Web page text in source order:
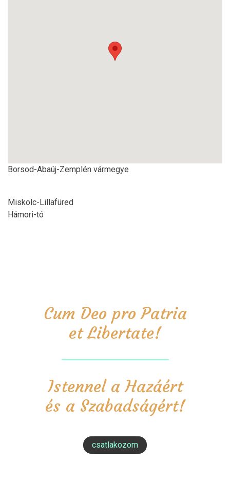
Borsod-Abaúj-Zemplén vármegye
Miskolc-Lillafüred
Hámori-tó
Cum Deo pro Patria
et Libertate!
Istennel a Hazáért
és a Szabadságért!
csatlakozom